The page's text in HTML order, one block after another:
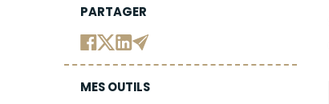
PARTAGER
MES OUTILS